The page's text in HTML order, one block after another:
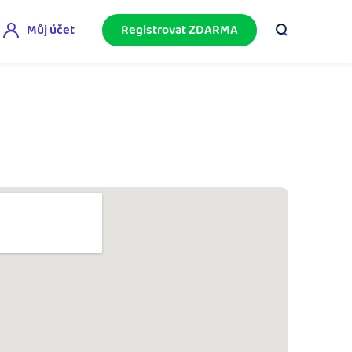
se komunity na fakturaci, daně či
Můj účet Registrovat ZDARMA